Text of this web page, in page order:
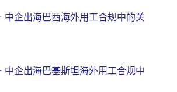
中企出海巴西海外用工合规中的关
中企出海巴基斯坦海外用工合规中